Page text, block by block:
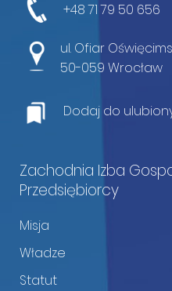
+48 71 79 50 656
ul. Ofiar
50-059 Wrocław
Dodaj do
Zachodnia Izba
Przedsiębiorcy
Misja
Władze
Statut